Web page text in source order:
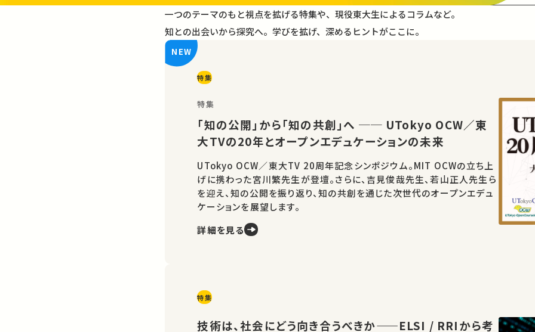
一つのテーマのもと視点を拡げる特集や、現役東大生によるコラムなど。
知との出会いから探究へ。学びを拡げ、深めるヒントがここに。
特集
特集
「知の公開」から「知の共創」へ ── UTokyo OCW／東
大TVの20年とオープンエデュケーションの未来
UTokyo OCW／東大TV 20周年記念シンポジウム。MIT OCWの立ち上
げに携わった宮川繁先生が登壇。さらに、吉見俊哉先生、若山正人先生ら
を迎え、知の公開を振り返り、知の共創を通じた次世代のオープンエデュ
ケーションを展望します。
詳細を見る
特集
技術は、社会にどう向き合うべきか——ELSI / RRIから考